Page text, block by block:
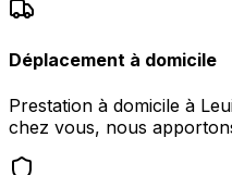
Déplacement à domicile
Prestation à domicile à
chez vous, nous